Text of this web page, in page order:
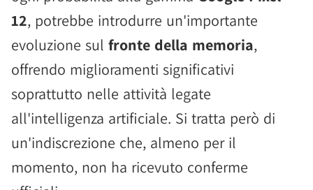
12, potrebbe introdurre un'importante
evoluzione sul fronte della memoria,
offrendo miglioramenti significativi
soprattutto nelle attività legate
all'intelligenza artificiale. Si tratta però di
un'indiscrezione che, almeno per il
momento, non ha ricevuto conferme